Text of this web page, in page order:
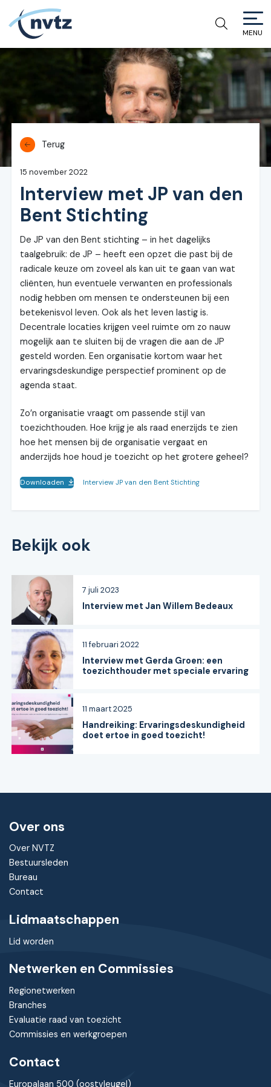
NVTZ
MENU
Terug
15 november 2022
Interview met JP van den
Bent Stichting
De JP van den Bent stichting – in het dagelijks
taalgebruik: de JP – heeft een opzet die past bij de
radicale keuze om zoveel als kan uit te gaan van wat
cliënten, hun eventuele verwanten en professionals
nodig hebben om mensen te ondersteunen bij een
betekenisvol leven. Ook als het leven lastig is.
Decentrale locaties krijgen veel ruimte om zo nauw
mogelijk aan te sluiten bij de vragen die aan de JP
gesteld worden. Een organisatie kortom waar het
ervaringsdeskundige perspectief prominent op de
agenda staat.
Zo’n organisatie vraagt om passende stijl van
toezichthouden. Hoe krijg je als raad enerzijds te zien
hoe het mensen bij de organisatie vergaat en
anderzijds hoe houd je toezicht op het grotere geheel?
Interview JP van den Bent Stichting
Downloaden
Bekijk ook
Interview met Jan Willem Bedeaux
7 juli 2023
Interview met Gerda Groen: een
toezichthouder met speciale ervaring
11 februari 2022
Handreiking: Ervaringsdeskundigheid
doet ertoe in goed toezicht!
11 maart 2025
Over ons
Over NVTZ
Bestuursleden
Bureau
Contact
Lidmaatschappen
Lid worden
Netwerken en Commissies
Regionetwerken
Branches
Evaluatie raad van toezicht
Commissies en werkgroepen
Contact
Europalaan 500 (oostvleugel)